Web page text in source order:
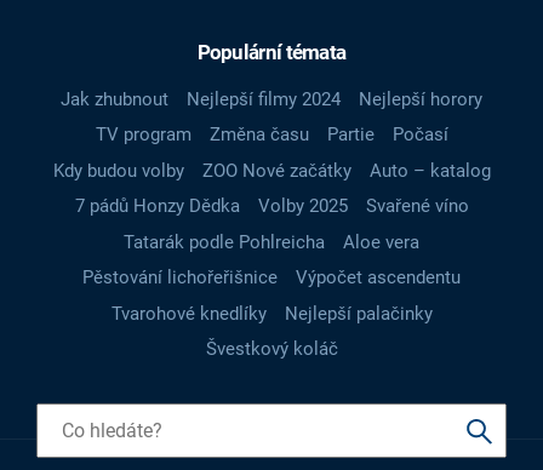
Populární témata
Jak zhubnout Nejlepší filmy 2024
Nejlepší horory
TV program
Změna času Partie
Počasí
Kdy budou volby
ZOO Nové začátky
Auto – katalog
7 pádů Honzy Dědka
Volby 2025
Svařené víno
Tatarák podle Pohlreicha
Aloe vera
Pěstování lichořeřišnice
Výpočet ascendentu
Tvarohové knedlíky
Nejlepší palačinky
Švestkový koláč